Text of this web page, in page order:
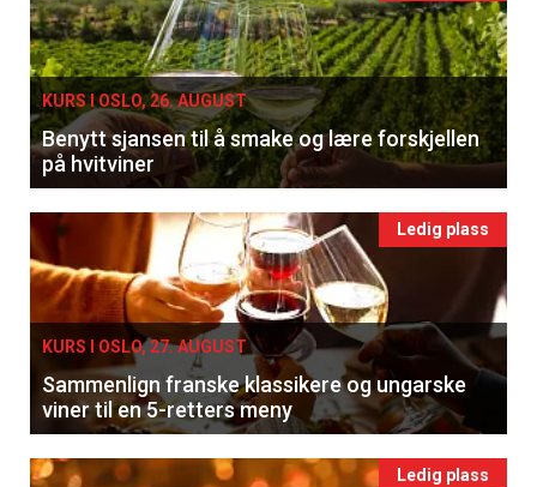
KURS I OSLO, 26. AUGUST
Benytt sjansen til å smake og lære forskjellen
på hvitviner
Ledig plass
KURS I OSLO, 27. AUGUST
Sammenlign franske klassikere og ungarske
viner til en 5-retters meny
Ledig plass